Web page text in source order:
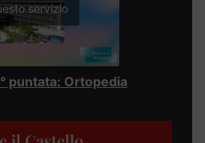
servizio
puntata: Ortopedia